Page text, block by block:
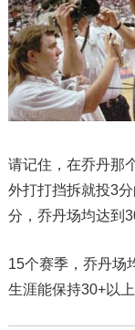
请记住，在乔丹那
外打打挡拆就投3
分，乔丹场均达到
15个赛季，乔丹场
生涯能保持30+以